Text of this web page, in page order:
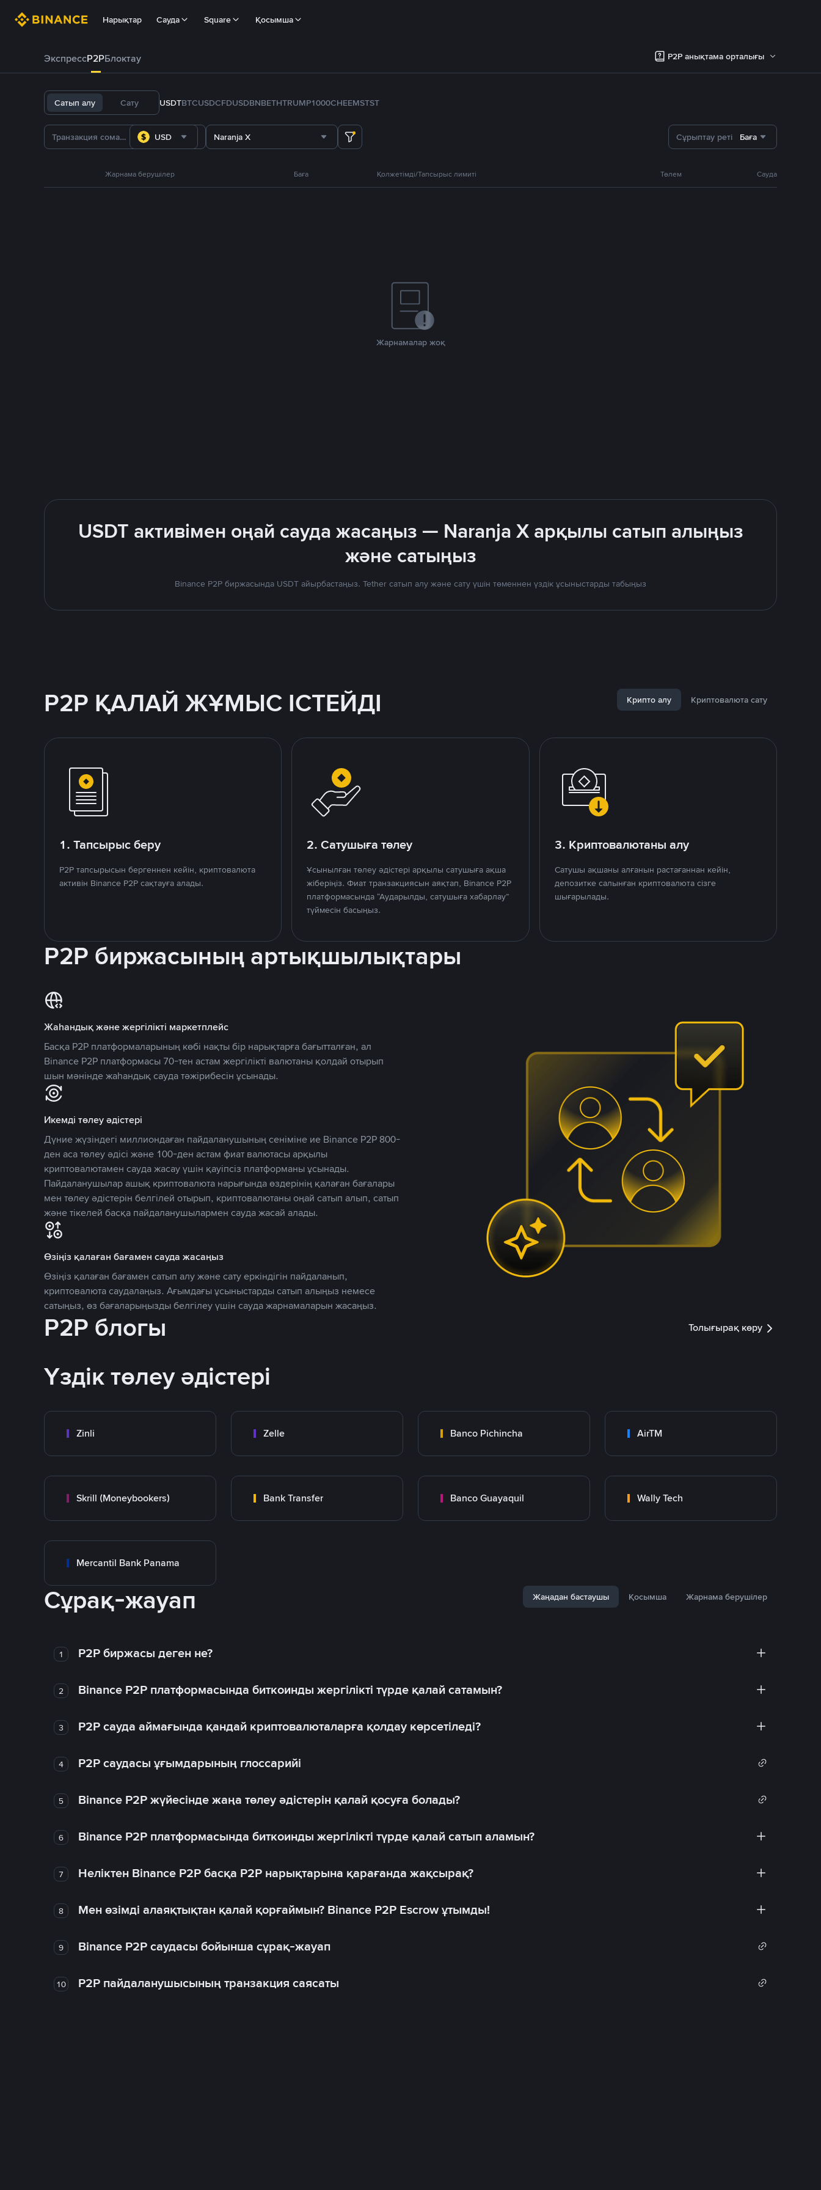
Нарықтар Сауда Square Қосымша
ЭкспрессP2PБлоктау P2P анықтама орталығы
Сатып алу Сату USDTBTCUSDCFDUSDBNBETHTRUMP1000CHEEMSTST
USD Naranja X Сұрыптау реті Баға
Жарнама берушілер Баға Қолжетімді/Тапсырыс лимиті Төлем Сауда
Жарнамалар жоқ
USDT активімен оңай сауда жасаңыз — Naranja X арқылы сатып алыңыз
және сатыңыз
Binance P2P биржасында USDT айырбастаңыз. Tether сатып алу және сату үшін төменнен үздік ұсыныстарды табыңыз
P2P ҚАЛАЙ ЖҰМЫС ІСТЕЙДІ Крипто алу Криптовалюта сату
1. Тапсырыс беру
P2P тапсырысын бергеннен кейін, криптовалюта
активін Binance P2P сақтауға алады.
2. Сатушыға төлеу
Ұсынылған төлеу әдістері арқылы сатушыға ақша
жіберіңіз. Фиат транзакциясын аяқтап, Binance P2P
платформасында “Аударылды, сатушыға хабарлау”
түймесін басыңыз.
3. Криптовалютаны алу
Сатушы ақшаны алғанын растағаннан кейін,
депозитке салынған криптовалюта сізге
шығарылады.
P2P биржасының артықшылықтары
Жаһандық және жергілікті маркетплейс
Басқа P2P платформаларының көбі нақты бір нарықтарға бағытталған, ал
Binance P2P платформасы 70-тен астам жергілікті валютаны қолдай отырып
шын мәнінде жаһандық сауда тәжірибесін ұсынады.
Икемді төлеу әдістері
Дүние жүзіндегі миллиондаған пайдаланушының сеніміне ие Binance P2P 800-
ден аса төлеу әдісі және 100-ден астам фиат валютасы арқылы
криптовалютамен сауда жасау үшін қауіпсіз платформаны ұсынады.
Пайдаланушылар ашық криптовалюта нарығында өздерінің қалаған бағалары
мен төлеу әдістерін белгілей отырып, криптовалютаны оңай сатып алып, сатып
және тікелей басқа пайдаланушылармен сауда жасай алады.
Өзіңіз қалаған бағамен сауда жасаңыз
Өзіңіз қалаған бағамен сатып алу және сату еркіндігін пайдаланып,
криптовалюта саудалаңыз. Ағымдағы ұсыныстарды сатып алыңыз немесе
сатыңыз, өз бағаларыңызды белгілеу үшін сауда жарнамаларын жасаңыз.
P2P блогы Толығырақ көру
Үздік төлеу әдістері
Zinli Zelle Banco Pichincha AirTM
Skrill (Moneybookers) Bank Transfer Banco Guayaquil Wally Tech
Mercantil Bank Panama
Сұрақ-жауап Жаңадан бастаушы Қосымша Жарнама берушілер
1 P2P биржасы деген не?
2 Binance P2P платформасында биткоинды жергілікті түрде қалай сатамын?
3 P2P сауда аймағында қандай криптовалюталарға қолдау көрсетіледі?
4 P2P саудасы ұғымдарының глоссарийі
5 Binance P2P жүйесінде жаңа төлеу әдістерін қалай қосуға болады?
6 Binance P2P платформасында биткоинды жергілікті түрде қалай сатып аламын?
7 Неліктен Binance P2P басқа P2P нарықтарына қарағанда жақсырақ?
8 Мен өзімді алаяқтықтан қалай қорғаймын? Binance P2P Escrow ұтымды!
9 Binance P2P саудасы бойынша сұрақ-жауап
10 P2P пайдаланушысының транзакция саясаты